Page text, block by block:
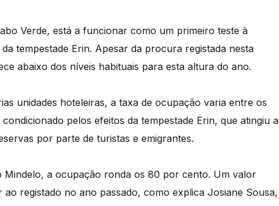
Verde, está a funcionar como um primeiro teste à
tempestade Erin. Apesar da procura registada nesta
abaixo dos níveis habituais para esta altura do ano.
unidades hoteleiras, a taxa de ocupação varia entre os
pelos efeitos da tempestade Erin, que atingiu a
por parte de turistas e emigrantes.
Mindelo, a ocupação ronda os 80 por cento. Um valor
registado no ano passado, como explica Josiane Sousa,